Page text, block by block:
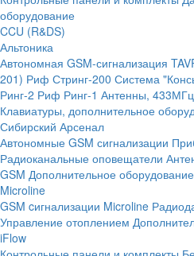
оборудование
CCU (R&DS)
Альтоника
Автономная GSM-сигнализация
201) Риф Стринг-200 Система
Ринг-2 Риф Ринг-1 Антенны, 433МГц
Клавиатуры, дополнительное
Сибирский Арсенал
Автономные GSM сигнализации
Радиоканальные оповещатели
GSM Дополнительное оборудование
Microline
GSM cигнализации Microline
Управление отоплением
iFlow